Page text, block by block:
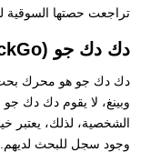
تراجعت حصتها السوقية
دك دك جو (DuckDuckGo)
دك دك جو هو محرك
وبينغ، لا يقوم دك دك جو
الشخصية، لذلك، يعتبر
وجود سجل للبحث لديهم.